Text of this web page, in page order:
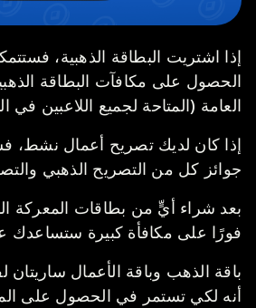
إذا اشتريت البطاقة الذهبية،
الحصول على مكافآت البطاقة
العامة (المتاحة لجميع اللاعبين في
إذا كان لديك تصريح أعمال نشط،
جوائز كل من التصريح الذهبي
بعد شراء أيٍّ من بطاقات المعركة
فورًا على مكافأة كبيرة ستساعدك
باقة الذهب وباقة الأعمال ساريتان
أنه لكي تستمر في الحصول على